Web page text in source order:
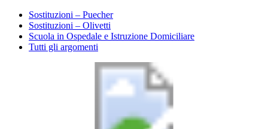
Sostituzioni – Puecher
Sostituzioni – Olivetti
Scuola in Ospedale e Istruzione Domiciliare
Tutti gli argomenti